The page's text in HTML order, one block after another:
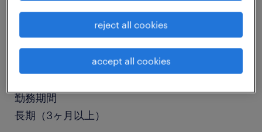
job details
職種
ヘルプデスク・ユーザーサポート
勤務期間
長期（3ヶ月以上）
reject all cookies
accept all cookies